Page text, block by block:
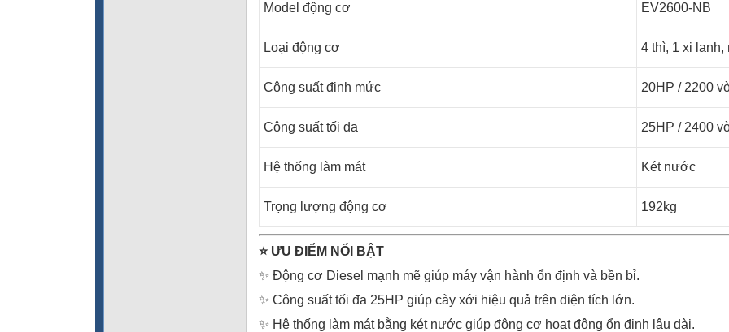
Model động cơ EV2600-NB
Loại động cơ 4 thì, 1 xi lanh,
Công suất định mức 20HP / 2200
Công suất tối đa 25HP / 2400
Hệ thống làm mát Két nước
Trọng lượng động cơ 192kg
⭐ƯU ĐIỂM NỔI BẬT
✨ Động cơ Diesel mạnh mẽ giúp máy vận hành ổn định và bền bỉ.
✨ Công suất tối đa 25HP giúp cày xới hiệu quả trên diện tích lớn.
✨ Hệ thống làm mát bằng két nước giúp động cơ hoạt động ổn định lâu dài.